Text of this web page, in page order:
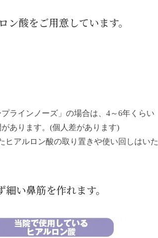
酸をご用意しています。
プラインノーズ 」の場合は、4～6年くらい
あります。(個人差があります)
アルロン酸の取り置きや使い回しはいた
い鼻筋を作れます。